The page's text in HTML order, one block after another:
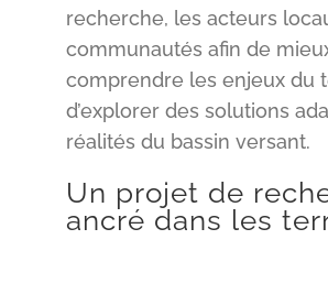
recherche, les acteurs
communautés afin de
comprendre les enjeux du
d’explorer des solutions
réalités du bassin versant.
Un projet de
ancré dans les